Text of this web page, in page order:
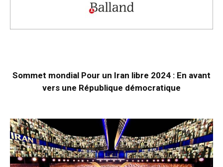
Sommet mondial Pour un Iran libre 2024 : En avant
vers une République démocratique